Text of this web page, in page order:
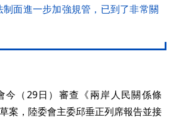
面進一步加強規管，已到了非常關
今（29日）審查《兩岸人民關係條
案，陸委會主委邱垂正列席報告並接